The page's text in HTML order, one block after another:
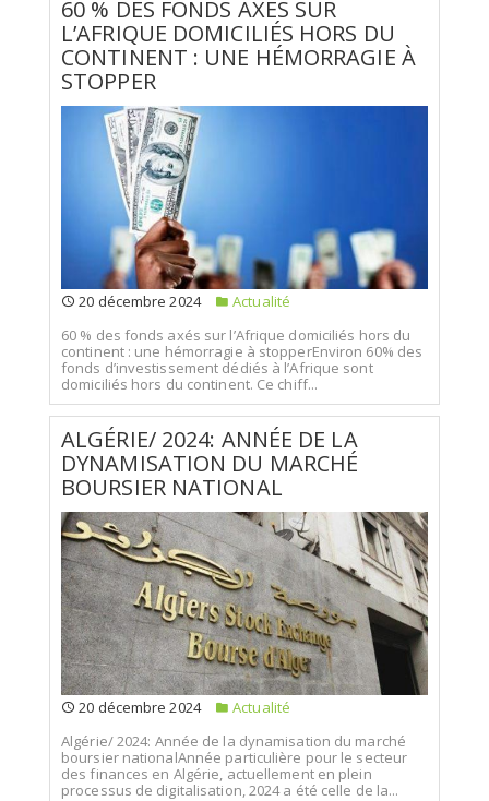
60 % DES FONDS AXÉS SUR
L’AFRIQUE DOMICILIÉS HORS DU
CONTINENT : UNE HÉMORRAGIE À
STOPPER
20 décembre 2024
Actualité
60 % des fonds axés sur l’Afrique domiciliés hors du
continent : une hémorragie à stopperEnviron 60% des
fonds d’investissement dédiés à l’Afrique sont
domiciliés hors du continent. Ce chiff...
ALGÉRIE/ 2024: ANNÉE DE LA
DYNAMISATION DU MARCHÉ
BOURSIER NATIONAL
20 décembre 2024
Actualité
Algérie/ 2024: Année de la dynamisation du marché
boursier nationalAnnée particulière pour le secteur
des finances en Algérie, actuellement en plein
processus de digitalisation, 2024 a été celle de la...